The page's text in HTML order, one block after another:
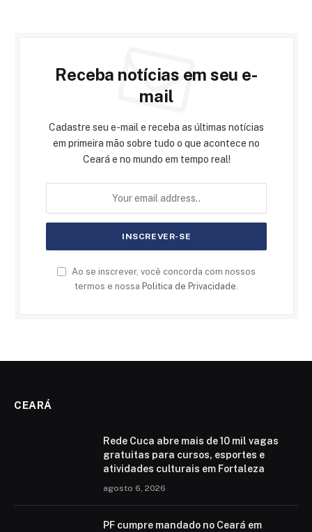
Receba notícias em seu e-
mail
Cadastre seu e-mail e receba as últimas notícias
em primeira mão sobre tudo o que acontece no
Ceará e no mundo em tempo real!
Ao se inscrever, você concorda com nossos
termos e nossa Politica de Privacidade.
CEARÁ
Rede Cuca abre mais de 10 mil vagas
gratuitas para cursos, esportes e
atividades culturais em Fortaleza
agosto 6, 2026
PF cumpre mandado no Ceará em